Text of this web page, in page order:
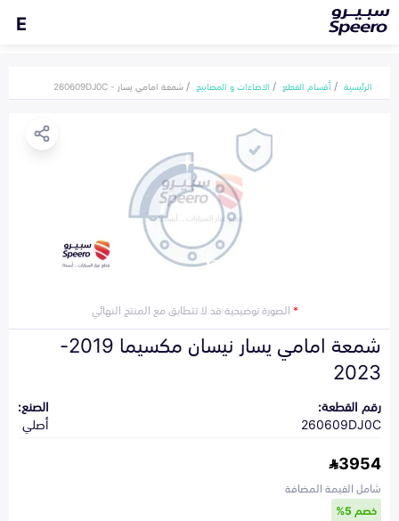
E
الرئيسية أقسام القطع الاضاءات و المصابيح شمعة امامي يسار - 260609DJ0C
*الصورة توضيحية قد لا تتطابق مع المنتج النهائي
شمعة امامي يسار نيسان مكسيما 2019-
2023
رقم القطعة:
260609DJ0C
الصنع:
أصلي
3954
شامل القيمة المضافة
خصم 5%